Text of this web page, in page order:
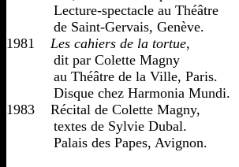
            Lecture-spectacle au Théâtre
            de Saint-Gervais, Genève.
1981 Les cahiers de la tortue,
            dit par Colette Magny
            au Théâtre de la Ville, Paris.
            Disque chez Harmonia Mundi.
1983    Récital de Colette Magny,
            textes de Sylvie Dubal.
            Palais des Papes, Avignon.